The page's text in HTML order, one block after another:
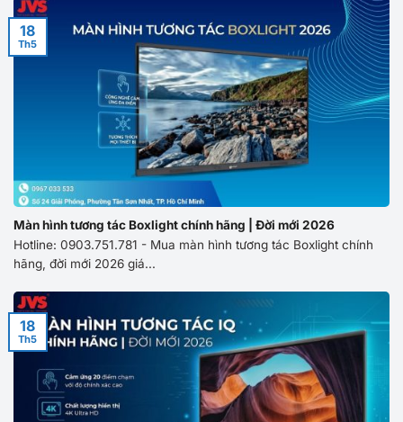
Màn hình tương tác Boxlight chính hãng | Đời mới 2026
Hotline: 0903.751.781 - Mua màn hình tương tác Boxlight chính
hãng, đời mới 2026 giá...
18
Th5
18
Th5